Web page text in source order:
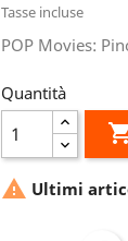
Tasse incluse
POP Movies:
Quantità
 Ultimi